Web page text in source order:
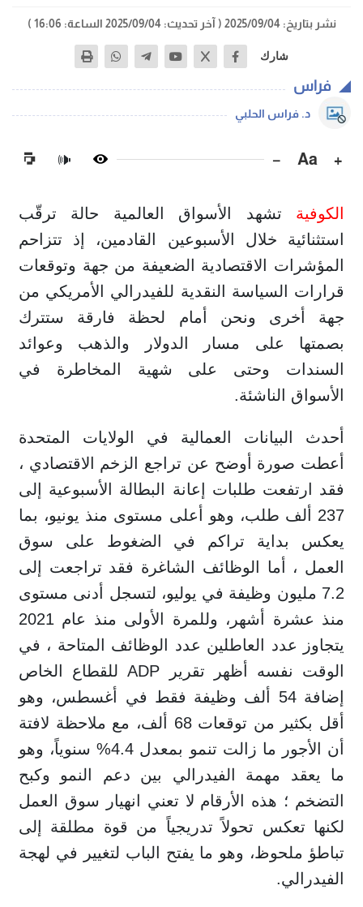
نشر بتاريخ: 2025/09/04 ( آخر تحديث: 2025/09/04 الساعة: 16:06 )
شارك
فراس
د. فراس الحلبي
+
Aa
−
🔊
الكوفية تشهد الأسواق العالمية حالة ترقّب
استثنائية خلال الأسبوعين القادمين، إذ تتزاحم
المؤشرات الاقتصادية الضعيفة من جهة وتوقعات
قرارات السياسة النقدية للفيدرالي الأمريكي من
جهة أخرى ونحن أمام لحظة فارقة ستترك
بصمتها على مسار الدولار والذهب وعوائد
السندات وحتى على شهية المخاطرة في
الأسواق الناشئة.
أحدث البيانات العمالية في الولايات المتحدة
أعطت صورة أوضح عن تراجع الزخم الاقتصادي ،
فقد ارتفعت طلبات إعانة البطالة الأسبوعية إلى
237 ألف طلب، وهو أعلى مستوى منذ يونيو، بما
يعكس بداية تراكم في الضغوط على سوق
العمل ، أما الوظائف الشاغرة فقد تراجعت إلى
7.2 مليون وظيفة في يوليو، لتسجل أدنى مستوى
منذ عشرة أشهر، وللمرة الأولى منذ عام 2021
يتجاوز عدد العاطلين عدد الوظائف المتاحة ، في
الوقت نفسه أظهر تقرير ADP للقطاع الخاص
إضافة 54 ألف وظيفة فقط في أغسطس، وهو
أقل بكثير من توقعات 68 ألف، مع ملاحظة لافتة
أن الأجور ما زالت تنمو بمعدل 4.4% سنوياً، وهو
ما يعقد مهمة الفيدرالي بين دعم النمو وكبح
التضخم ؛ هذه الأرقام لا تعني انهيار سوق العمل
لكنها تعكس تحولاً تدريجياً من قوة مطلقة إلى
تباطؤ ملحوظ، وهو ما يفتح الباب لتغيير في لهجة
الفيدرالي.